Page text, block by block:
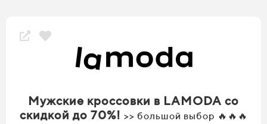
Мужские кроссовки в LAMODA со
скидкой до 70%! >> большой выбор 🔥🔥🔥